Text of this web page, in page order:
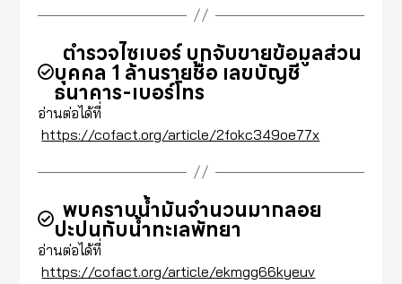
ตำรวจไซเบอร์ บุกจับขายข้อมูลส่วน
บุคคล 1 ล้านรายชื่อ เลขบัญชี
ธนาคาร-เบอร์โทร
อ่านต่อได้ที่
https://cofact.org/article/2fokc349oe77x
พบคราบน้ำมันจำนวนมากลอย
ปะปนกับน้ำทะเลพัทยา
อ่านต่อได้ที่
https://cofact.org/article/ekmgg66kyeuv